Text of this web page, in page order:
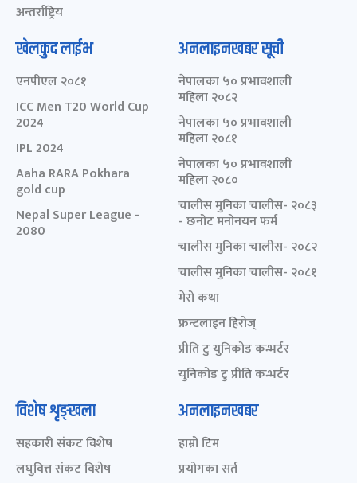
अन्तर्राष्ट्रिय
खेलकुद लाईभ
एनपीएल २०८१
ICC Men T20 World Cup
2024
IPL 2024
Aaha RARA Pokhara
gold cup
Nepal Super League -
2080
अनलाइनखबर सूची
नेपालका ५० प्रभावशाली
महिला २०८२
नेपालका ५० प्रभावशाली
महिला २०८१
नेपालका ५० प्रभावशाली
महिला २०८०
चालीस मुनिका चालीस- २०८३
- छनोट मनोनयन फर्म
चालीस मुनिका चालीस- २०८२
चालीस मुनिका चालीस- २०८१
मेरो कथा
फ्रन्टलाइन हिरोज्
प्रीति टु युनिकोड कन्भर्टर
युनिकोड टु प्रीति कन्भर्टर
विशेष शृङ्खला
सहकारी संकट विशेष
लघुवित्त संकट विशेष
अनलाइनखबर
हाम्रो टिम
प्रयोगका सर्त